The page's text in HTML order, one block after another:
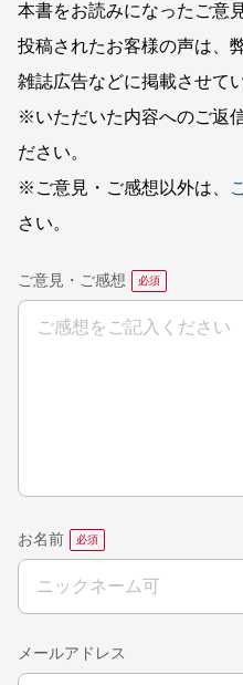
本書をお読みになったご意
投稿されたお客様の声は、
雑誌広告などに掲載させて
※いただいた内容へのご返
ださい。
※ご意見・ご感想以外は、
さい。
ご意見・ご感想
お名前
メールアドレス